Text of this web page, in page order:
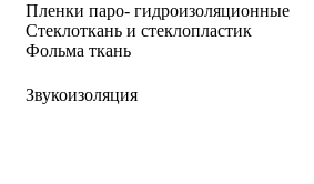
Пленки паро- гидроизоляционные
Стеклоткань и стеклопластик
Фольма ткань
Звукоизоляция